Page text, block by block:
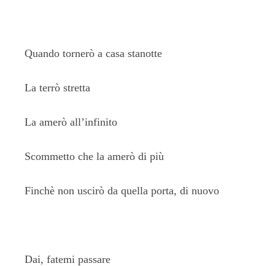
Quando tornerò a casa stanotte
La terrò stretta
La amerò all’infinito
Scommetto che la amerò di più
Finchè non uscirò da quella porta, di nuovo
Dai, fatemi passare